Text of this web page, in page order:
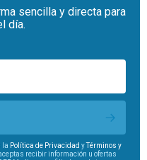
sencilla y directa para
día.
la Política de Privacidad y
Términos y
recibir información u ofertas